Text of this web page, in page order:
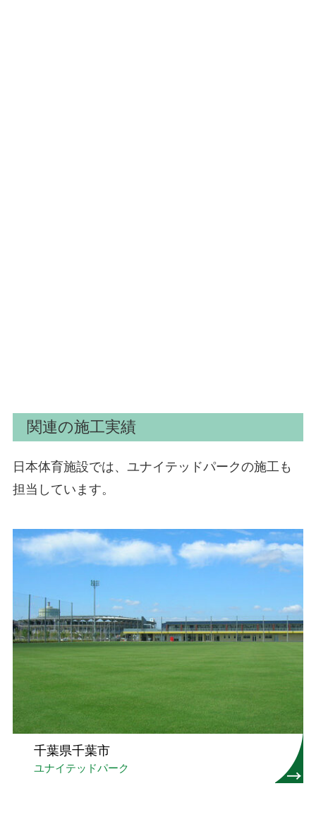
関連の施工実績
日本体育施設では、ユナイテッドパークの施工も
担当しています。
千葉県千葉市
ユナイテッドパーク